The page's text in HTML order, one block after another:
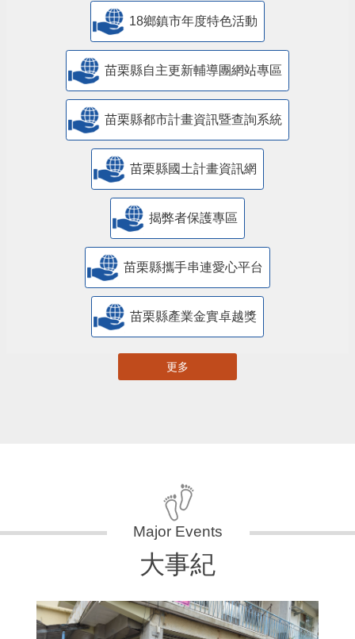
18鄉鎮市年度特色活動
苗栗縣自主更新輔導團網站專區
苗栗縣都市計畫資訊暨查詢系統
苗栗縣國土計畫資訊網
揭弊者保護專區
苗栗縣攜手串連愛心平台
苗栗縣產業金實卓越獎
更多
大事紀